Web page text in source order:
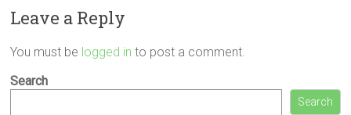
Leave a Reply
You must be logged in to post a comment.
Search
Search